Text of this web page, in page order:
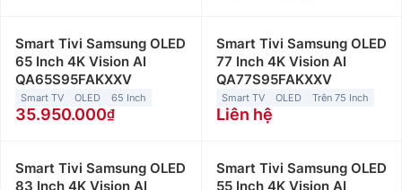
Smart Tivi Samsung OLED
65 Inch 4K Vision AI
QA65S95FAKXXV
Smart TV OLED 65 Inch
35.950.000
Smart Tivi Samsung OLED
77 Inch 4K Vision AI
QA77S95FAKXXV
Smart TV OLED Trên 75 Inch
Liên hệ
Smart Tivi Samsung OLED
83 Inch 4K Vision AI
Smart Tivi Samsung OLED
55 Inch 4K Vision AI